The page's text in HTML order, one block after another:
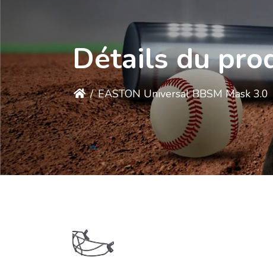
Détails du
/ EASTON Universal BBSM Mask 3.0